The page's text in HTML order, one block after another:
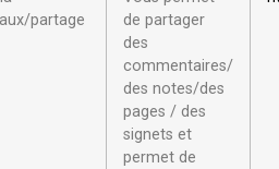
partage
de partager
des
commentaires/
des notes/des
pages / des
signets et
permet de